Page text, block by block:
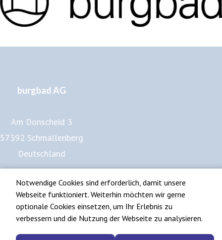
Notwendige Cookies sind erforderlich, damit unsere
Webseite funktioniert. Weiterhin möchten wir gerne
optionale Cookies einsetzen, um Ihr Erlebnis zu
verbessern und die Nutzung der Webseite zu analysieren.
burgbad AG
Am Donscheid 3
57392 Schmallenberg
Deutschland
www.burgbad.de
Impressum
Datenschutz